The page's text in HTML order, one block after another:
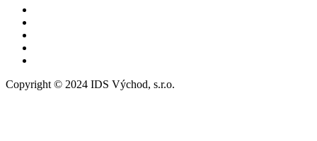
Copyright © 2024 IDS Východ, s.r.o.